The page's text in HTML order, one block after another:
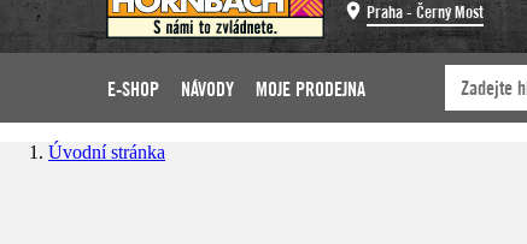
Praha - Černý Most
E-SHOP NÁVODY MOJE PRODEJNA
Úvodní stránka